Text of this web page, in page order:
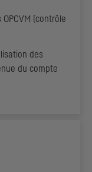
OPCVM
(contrôle
des
du compte